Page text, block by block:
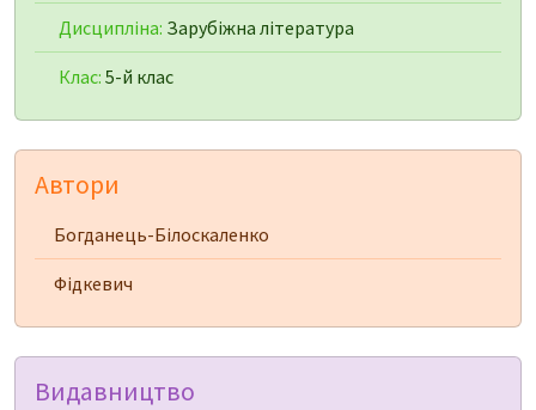
Дисципліна: Зарубіжна література
Клас: 5-й клас
Автори
Богданець-Білоскаленко
Фідкевич
Видавництво